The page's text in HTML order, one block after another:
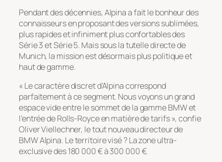
Pendant des décennies, Alpina a fait le bonheur des
connaisseurs en proposant des versions sublimées,
plus rapides et infiniment plus confortables des
Série 3 et Série 5. Mais sous la tutelle directe de
Munich, la mission est désormais plus politique et
haut de gamme.
« Le caractère discret d’Alpina correspond
parfaitement à ce segment. Nous voyons un grand
espace vide entre le sommet de la gamme BMW et
l’entrée de Rolls-Royce en matière de tarifs», confie
Oliver Viellechner, le tout nouveau directeur de
BMW Alpina. Le territoire visé ? La zone ultra-
exclusive des 180 000 € à 300 000 €.